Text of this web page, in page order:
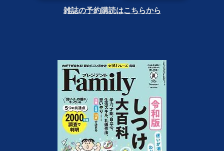
雑誌の予約購読はこちらから